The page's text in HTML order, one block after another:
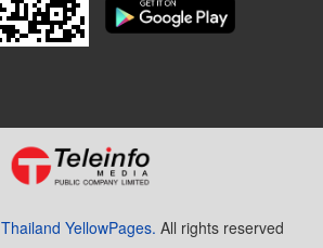
Thailand YellowPages. All rights reserved